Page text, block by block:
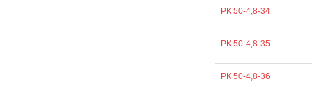
РК 50-4,8-34
РК 50-4,8-35
РК 50-4,8-36